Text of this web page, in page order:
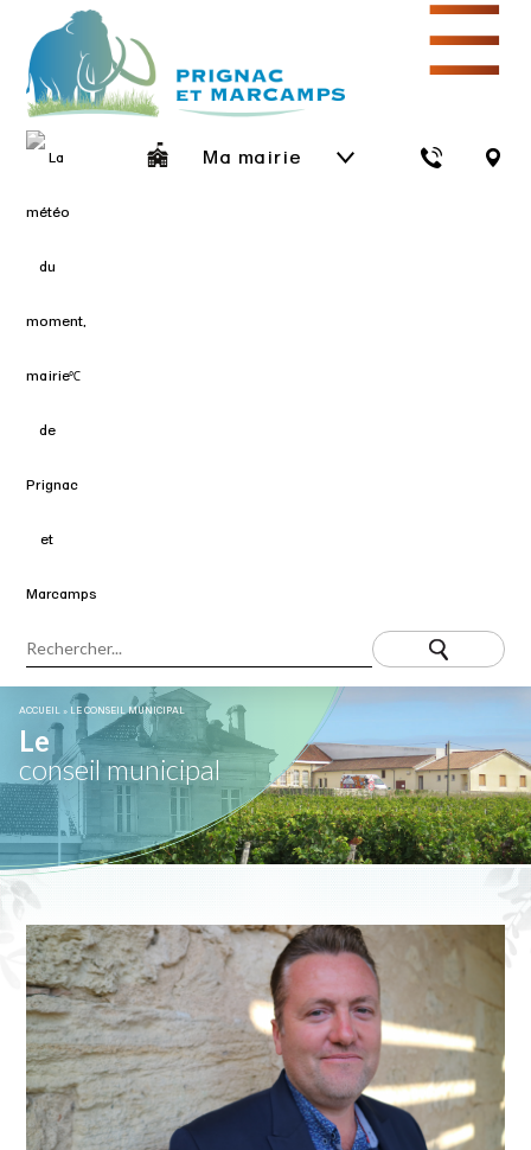
℃
Ma mairie
☰
ACCUEIL » LE CONSEIL MUNICIPAL
Le
conseil municipal